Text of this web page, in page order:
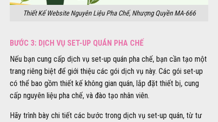
Thiết Kế Website Nguyên Liệu Pha Chế, Nhượng Quyền MA-666
BƯỚC 3: DỊCH VỤ SET-UP QUÁN PHA CHẾ
Nếu bạn cung cấp dịch vụ set-up quán pha chế, bạn cần tạo một
trang riêng biệt để giới thiệu các gói dịch vụ này. Các gói set-up
có thể bao gồm thiết kế không gian quán, lắp đặt thiết bị, cung
cấp nguyên liệu pha chế, và đào tạo nhân viên.
Hãy trình bày chi tiết các bước trong dịch vụ set-up quán, từ tư